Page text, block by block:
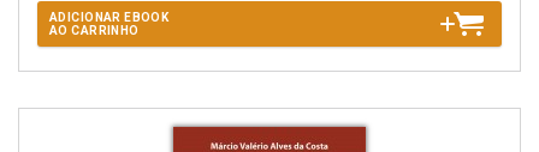
ADICIONAR EBOOK
AO CARRINHO